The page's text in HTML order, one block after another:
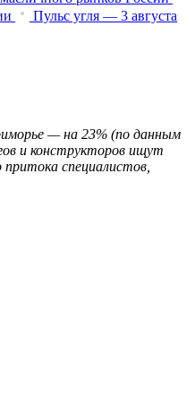
Пульс угля — 3 августа
— на 23% (по данным
и конструкторов ищут
специалистов,